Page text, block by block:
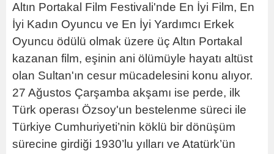
Altın Portakal Film Festivali'nde En İyi Film, En
İyi Kadın Oyuncu ve En İyi Yardımcı Erkek
Oyuncu ödülü olmak üzere üç Altın Portakal
kazanan film, eşinin ani ölümüyle hayatı altüst
olan Sultan'ın cesur mücadelesini konu alıyor.
27 Ağustos Çarşamba akşamı ise perde, ilk
Türk operası Özsoy'un bestelenme süreci ile
Türkiye Cumhuriyeti’nin köklü bir dönüşüm
sürecine girdiği 1930’lu yılları ve Atatürk’ün